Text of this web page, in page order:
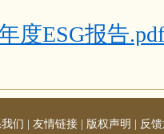
度ESG报告.pdf
们 友情链接 版权声明 反